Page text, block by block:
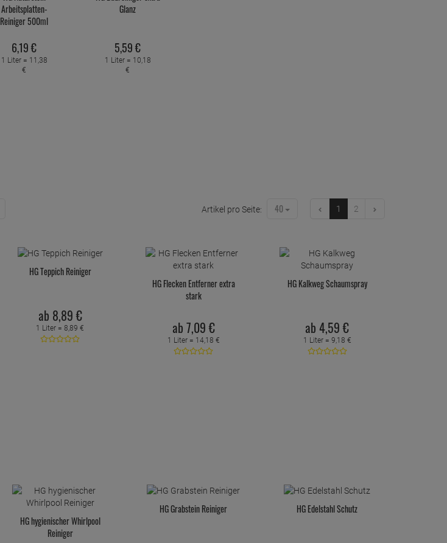
Arbeitsplatten-
Reiniger 500ml
6,19€
1 Liter = 11,38
€
Glanz
5,59€
1 Liter = 10,18
€
Artikel pro Seite: 40 1 2
HG Teppich Reiniger
ab 8,89 €
1 Liter =8,89 €
HG Flecken Entferner extra
stark
ab 7,09 €
1 Liter = 14,18 €
HG Kalkweg Schaumspray
ab 4,59 €
1 Liter = 9,18 €
HG hygienischer Whirlpool
Reiniger
HG Grabstein Reiniger HG Edelstahl Schutz